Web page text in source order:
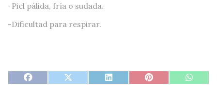
-Piel pálida, fría o sudada.
-Dificultad para respirar.